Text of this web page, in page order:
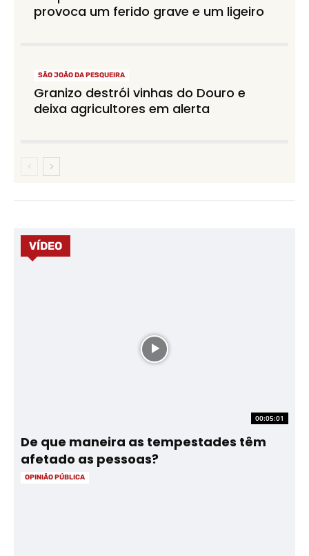
provoca um ferido grave e um ligeiro
SÃO JOÃO DA PESQUEIRA
Granizo destrói vinhas do Douro e
deixa agricultores em alerta
VÍDEO
00:05:01
De que maneira as tempestades têm
afetado as pessoas?
OPINIÃO PÚBLICA